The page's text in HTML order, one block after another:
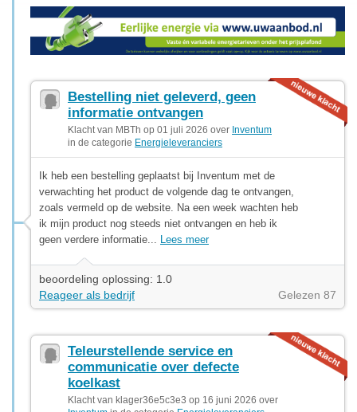
Bestelling niet geleverd, geen
informatie ontvangen
Klacht van MBTh op 01 juli 2026 over Inventum
in de categorie Energieleveranciers
Ik heb een bestelling geplaatst bij Inventum met de
verwachting het product de volgende dag te ontvangen,
zoals vermeld op de website. Na een week wachten heb
ik mijn product nog steeds niet ontvangen en heb ik
geen verdere informatie... Lees meer
beoordeling oplossing: 1.0
Reageer als bedrijf
Gelezen 87
Teleurstellende service en
communicatie over defecte
koelkast
Klacht van klager36e5c3e3 op 16 juni 2026 over